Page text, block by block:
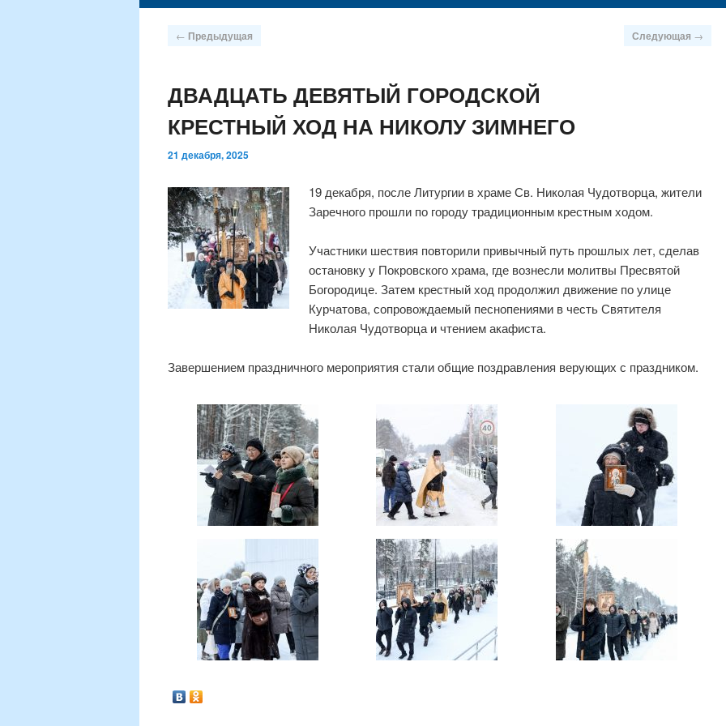
Навигация
← Предыдущая Следующая →
ДВАДЦАТЬ ДЕВЯТЫЙ ГОРОДСКОЙ
КРЕСТНЫЙ ХОД НА НИКОЛУ ЗИМНЕГО
21 декабря, 2025
19 декабря, после Литургии в храме Св. Николая Чудотворца, жители
Заречного прошли по городу традиционным крестным ходом.
Участники шествия повторили привычный путь прошлых лет, сделав
остановку у Покровского храма, где вознесли молитвы Пресвятой
Богородице. Затем крестный ход продолжил движение по улице
Курчатова, сопровождаемый песнопениями в честь Святителя
Николая Чудотворца и чтением акафиста.
Завершением праздничного мероприятия стали общие поздравления верующих с праздником.